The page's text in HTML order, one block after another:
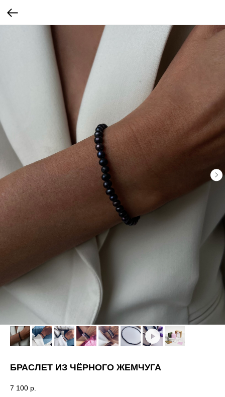
БРАСЛЕТ ИЗ ЧЁРНОГО ЖЕМЧУГА
7 100 р.